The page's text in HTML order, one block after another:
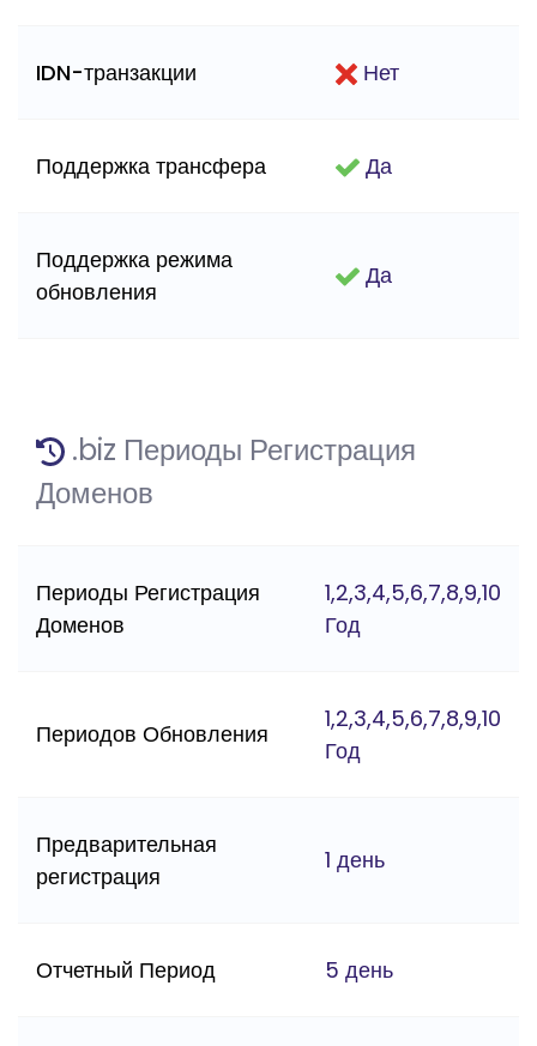
IDN-транзакции Нет
Поддержка трансфера Да
Поддержка режима
обновления
Да
.biz Периоды Регистрация
Доменов
Периоды Регистрация
Доменов
1,2,3,4,5,6,7,8,9,10
Год
Периодов Обновления
1,2,3,4,5,6,7,8,9,10
Год
Предварительная
регистрация
1 день
Отчетный Период 5 день